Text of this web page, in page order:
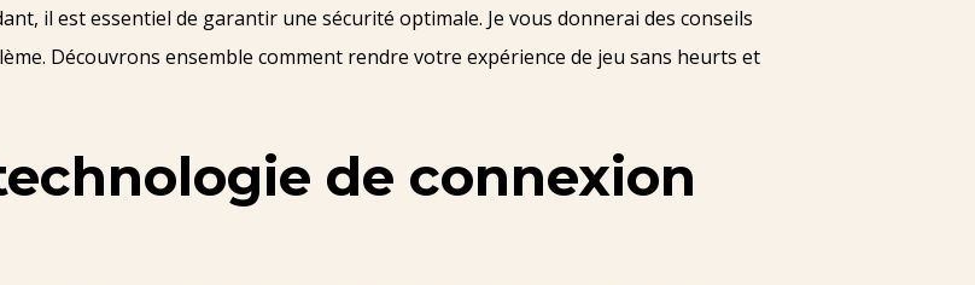
il est essentiel de garantir une sécurité optimale. Je vous donnerai des conseils
Découvrons ensemble comment rendre votre expérience de jeu sans heurts et
de connexion